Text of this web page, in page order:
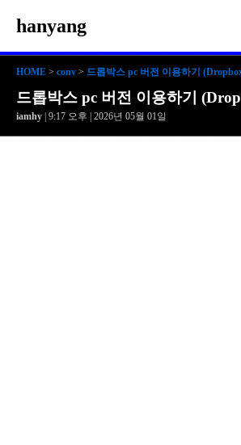
hanyang
HOME > conv > 드롭박스 pc 버전 이용하기
드롭박스 pc 버전 이용하기
iamhy | 9:17 오후 | 2026년 05월 01일